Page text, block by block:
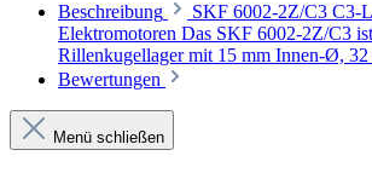
Beschreibung
SKF 6002-2Z/C3 C3-
Elektromotoren Das SKF 6002-2Z/C3
Rillenkugellager mit 15 mm Innen-Ø,
Bewertungen
Menü schließen